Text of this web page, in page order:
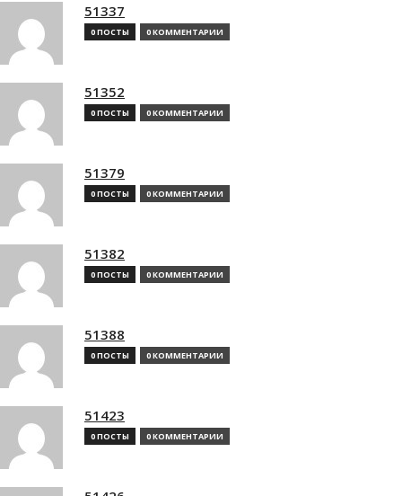
51337
0 ПОСТЫ 0 КОММЕНТАРИИ
51352
0 ПОСТЫ 0 КОММЕНТАРИИ
51379
0 ПОСТЫ 0 КОММЕНТАРИИ
51382
0 ПОСТЫ 0 КОММЕНТАРИИ
51388
0 ПОСТЫ 0 КОММЕНТАРИИ
51423
0 ПОСТЫ 0 КОММЕНТАРИИ